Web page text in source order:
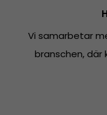
Vi samarbetar
branschen, där